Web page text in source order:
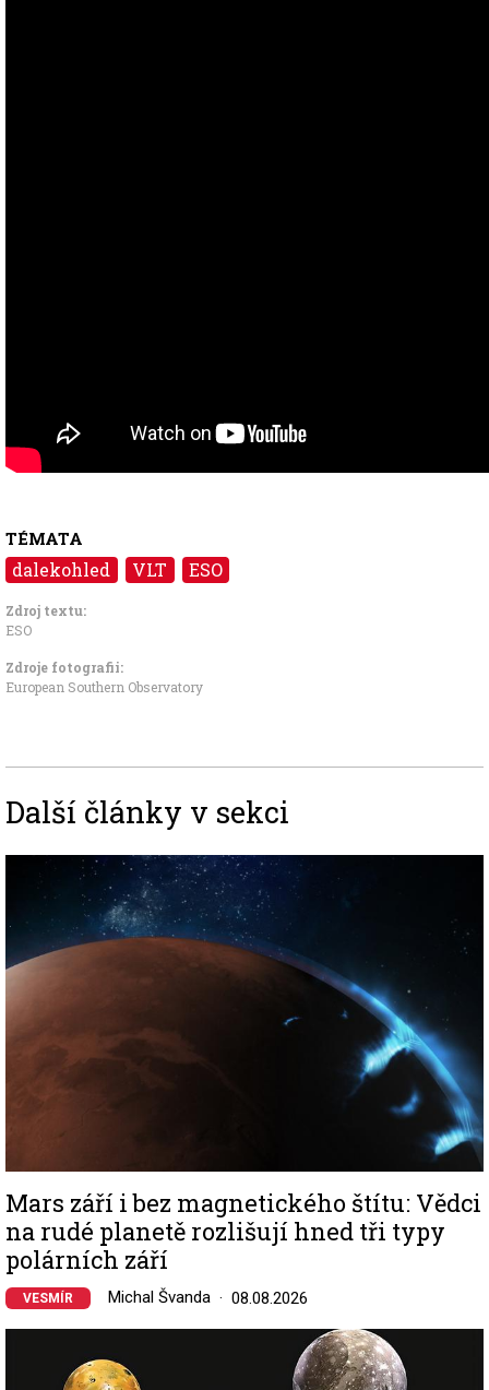
TÉMATA
dalekohled VLT ESO
Zdroj textu:
ESO
Zdroje fotografii:
European Southern Observatory
Další články v sekci
Image
Mars září i bez magnetického štítu: Vědci
na rudé planetě rozlišují hned tři typy
polárních září
VESMÍR Michal Švanda 08.08.2026